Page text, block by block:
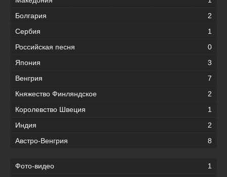
Болгария
2
Сербия
1
Российская песня
0
Япония
3
Венгрия
7
Княжество Финляндское
2
Королевство Швеция
1
Индия
2
Австро-Венгрия
8
Фото-видео
1